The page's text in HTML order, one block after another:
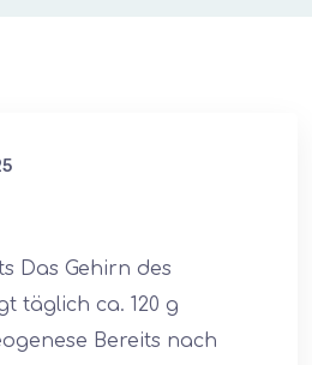
Das Gehirn des
täglich ca. 120 g
Bereits nach